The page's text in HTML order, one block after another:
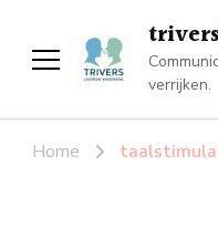
verrijken.
Home